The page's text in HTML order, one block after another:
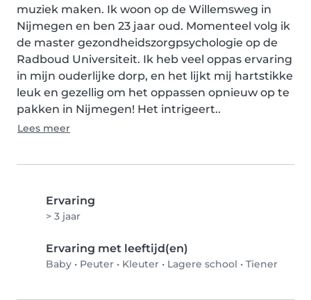
muziek maken. Ik woon op de Willemsweg in
Nijmegen en ben 23 jaar oud. Momenteel volg ik
de master gezondheidszorgpsychologie op de
Radboud Universiteit. Ik heb veel oppas ervaring
in mijn ouderlijke dorp, en het lijkt mij hartstikke
leuk en gezellig om het oppassen opnieuw op te
pakken in Nijmegen! Het intrigeert..
Lees meer
Ervaring
> 3 jaar
Ervaring met leeftijd(en)
Baby • Peuter • Kleuter • Lagere school • Tiener